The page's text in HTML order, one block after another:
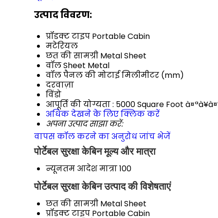
उत्पाद विवरण:
प्रॉडक्ट टाइप Portable Cabin
मटेरियल
छत की सामग्री Metal Sheet
वॉलSheet Metal
वॉल पैनल की मोटाईमिलीमीटर (mm)
दरवाज़ा
विंडो
आपूर्ति की योग्यता : 5000 Square Foot
अधिक देखने के लिए क्लिक करें
अपना उत्पाद साझा करें:
वापस कॉल करने का अनुरोधजांच भेजें
पोर्टेबल सुरक्षा केबिन मूल्य और मात्रा
न्यूनतम आदेश मात्रा100
पोर्टेबल सुरक्षा केबिन उत्पाद की विशेषताएं
छत की सामग्री Metal Sheet
प्रॉडक्ट टाइप Portable Cabin